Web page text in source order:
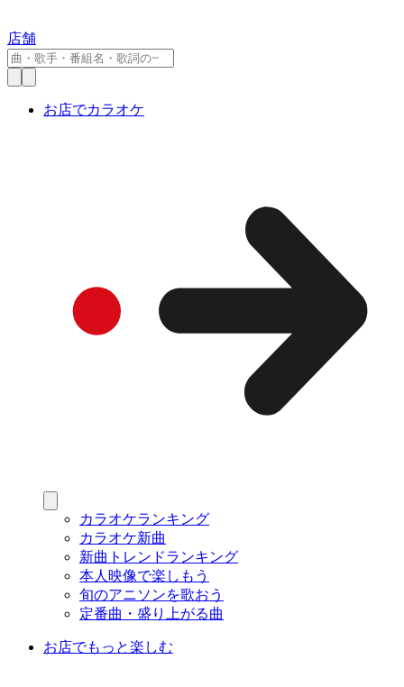
店舗
お店でカラオケ
カラオケランキング
カラオケ新曲
新曲トレンドランキング
本人映像で楽しもう
旬のアニソンを歌おう
定番曲・盛り上がる曲
お店でもっと楽しむ